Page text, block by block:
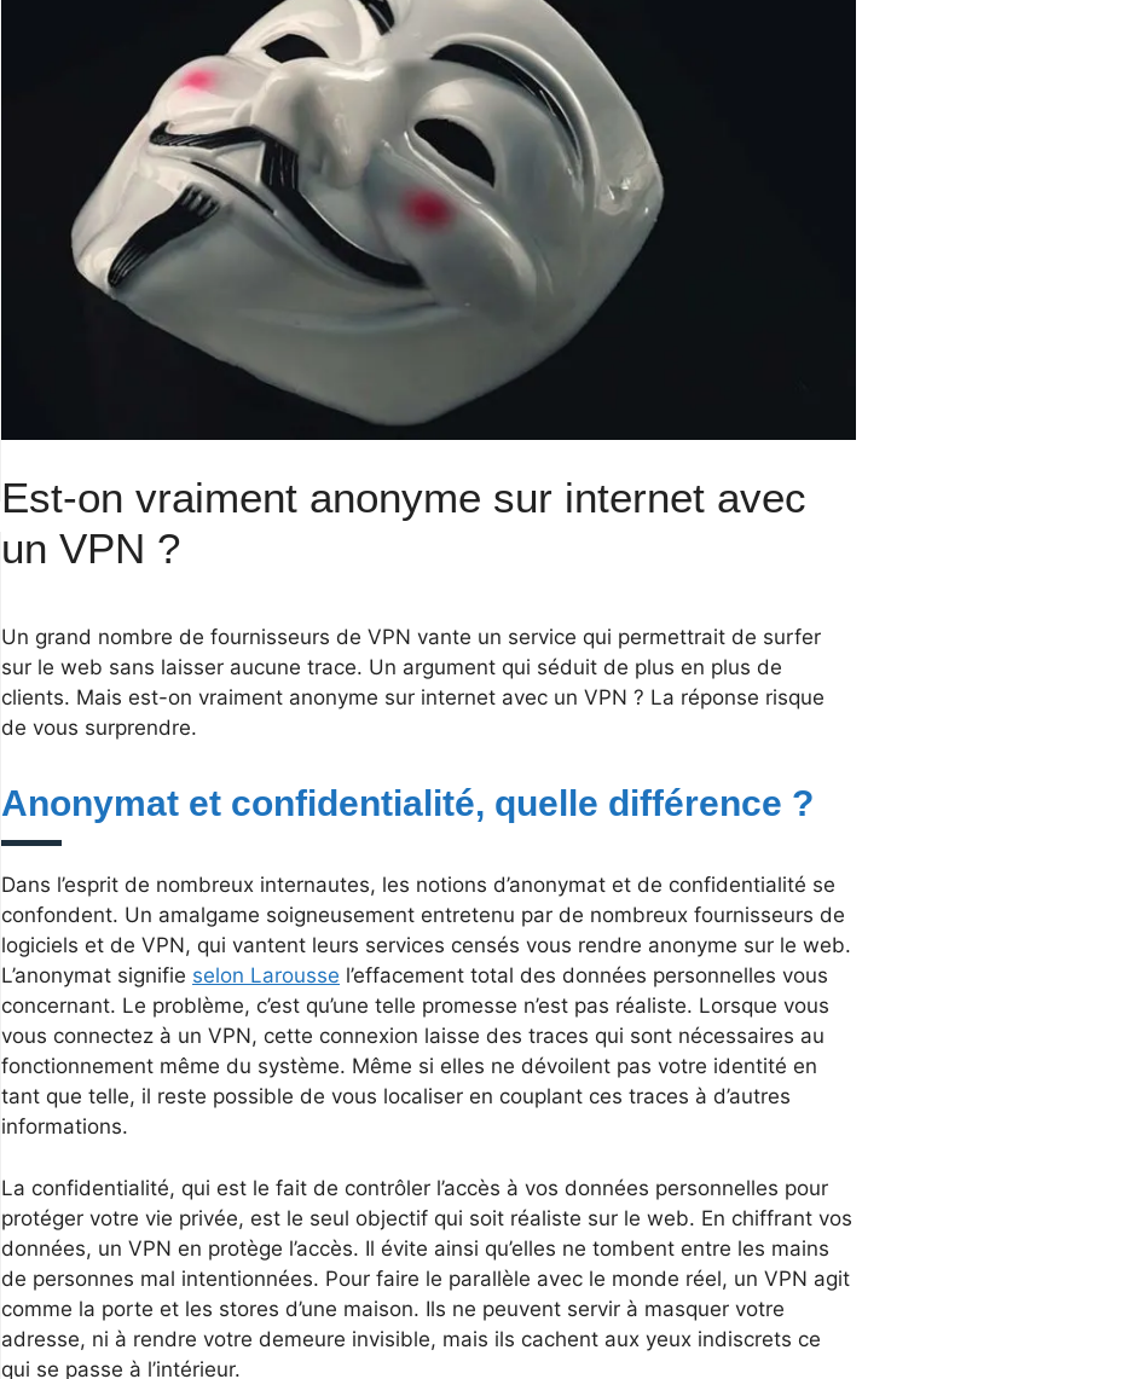
Est-on vraiment anonyme sur internet avec
un VPN ?
Un grand nombre de fournisseurs de VPN vante un service qui permettrait de surfer
sur le web sans laisser aucune trace. Un argument qui séduit de plus en plus de
clients. Mais est-on vraiment anonyme sur internet avec un VPN ? La réponse risque
de vous surprendre.
Anonymat et confidentialité, quelle différence ?
Dans l’esprit de nombreux internautes, les notions d’anonymat et de confidentialité se
confondent. Un amalgame soigneusement entretenu par de nombreux fournisseurs de
logiciels et de VPN, qui vantent leurs services censés vous rendre anonyme sur le web.
L’anonymat signifie selon Larousse l’effacement total des données personnelles vous
concernant. Le problème, c’est qu’une telle promesse n’est pas réaliste. Lorsque vous
vous connectez à un VPN, cette connexion laisse des traces qui sont nécessaires au
fonctionnement même du système. Même si elles ne dévoilent pas votre identité en
tant que telle, il reste possible de vous localiser en couplant ces traces à d’autres
informations.
La confidentialité, qui est le fait de contrôler l’accès à vos données personnelles pour
protéger votre vie privée, est le seul objectif qui soit réaliste sur le web. En chiffrant vos
données, un VPN en protège l’accès. Il évite ainsi qu’elles ne tombent entre les mains
de personnes mal intentionnées. Pour faire le parallèle avec le monde réel, un VPN agit
comme la porte et les stores d’une maison. Ils ne peuvent servir à masquer votre
adresse, ni à rendre votre demeure invisible, mais ils cachent aux yeux indiscrets ce
qui se passe à l’intérieur.